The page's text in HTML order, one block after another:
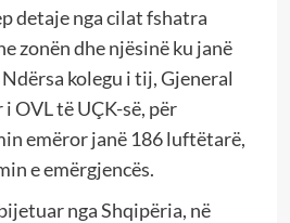
detaje nga cilat fshatra
zonën dhe njësinë ku janë
kolegu i tij, Gjeneral
OVL të UÇK-së, për
emëror janë 186 luftëtarë,
e emërgjencës.
nga Shqipëria, në